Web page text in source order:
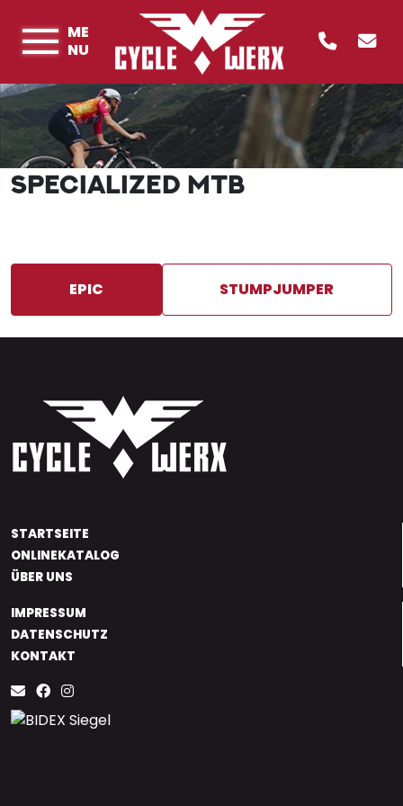
ME
NU
SPECIALIZED MTB
EPIC STUMPJUMPER
STARTSEITE
ONLINEKATALOG
ÜBER UNS
IMPRESSUM
DATENSCHUTZ
KONTAKT